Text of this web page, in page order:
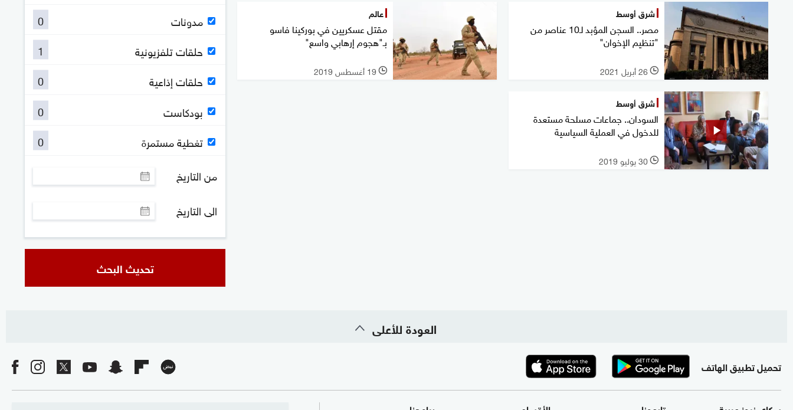
شرق أوسط
مصر.. السجن المؤبد لـ10 عناصر من
"تنظيم الإخوان"
l 26 أبريل 2021
عالم
مقتل عسكريين في بوركينا فاسو
بـ"هجوم إرهابي واسع"
l 19 أغسطس 2019
شرق أوسط
السودان.. جماعات مسلحة مستعدة
للدخول في العملية السياسية
l 30 يوليو 2019
مدونات
0
حلقات تلفزيونية
1
حلقات إذاعية
0
بودكاست
0
تغطية مستمرة
0
من التاريخ
الى التاريخ
تحديث البحث
العودة للأعلى
تحميل تطبيق الهاتف